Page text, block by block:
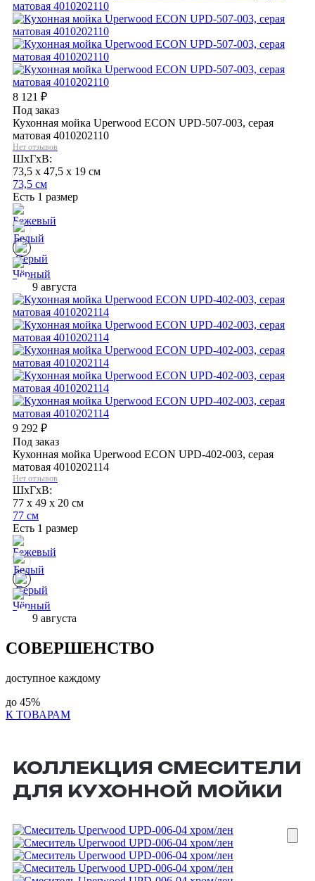
8 121 ₽
Под заказ
Кухонная мойка Uperwood ECON UPD-507-003, серая
матовая 4010202110
Нет отзывов
ШхГхВ:
73,5 x 47,5 x 19 см
73,5 см
Есть 1 размер
9 августа
9 292 ₽
Под заказ
Кухонная мойка Uperwood ECON UPD-402-003, серая
матовая 4010202114
Нет отзывов
ШхГхВ:
77 x 49 x 20 см
77 см
Есть 1 размер
9 августа
СОВЕРШЕНСТВО
доступное каждому
до 45%
К ТОВАРАМ
КОЛЛЕКЦИЯ СМЕСИТЕЛИ
ДЛЯ КУХОННОЙ МОЙКИ